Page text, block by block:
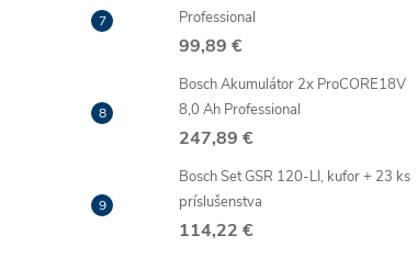
Professional
99,89 €
Bosch Akumulátor 2x ProCORE18V
8,0 Ah Professional
247,89 €
Bosch Set GSR 120-LI, kufor + 23 ks
príslušenstva
114,22 €